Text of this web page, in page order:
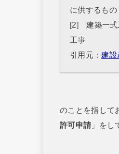
に供するもの
[2] 建築一式
工事
引用元：建設
のことを指して
許可申請」をし